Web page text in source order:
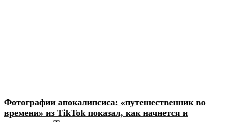
Фотографии апокалипсиса: «путешественник во
времени» из TikTok показал, как начнется и